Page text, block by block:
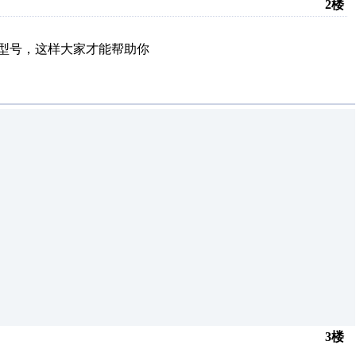
2楼
号，这样大家才能帮助你
3楼